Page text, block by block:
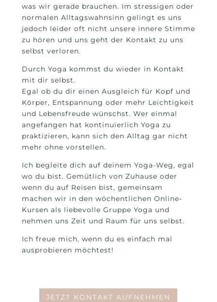
was wir gerade brauchen. Im stressigen oder
normalen Alltagswahnsinn gelingt es uns
jedoch leider oft nicht unsere innere Stimme
zu hören und uns geht der Kontakt zu uns
selbst verloren.
Durch Yoga kommst du wieder in Kontakt
mit dir selbst.
Egal ob du dir einen Ausgleich für Kopf und
Körper, Entspannung oder mehr Leichtigkeit
und Lebensfreude wünschst. Wer einmal
angefangen hat kontinuierlich Yoga zu
praktizieren, kann sich den Alltag gar nicht
mehr ohne vorstellen.
Ich begleite dich auf deinem Yoga-Weg, egal
wo du bist. Gemütlich von Zuhause oder
wenn du auf Reisen bist, gemeinsam
machen wir in den wöchentlichen Online-
Kursen als liebevolle Gruppe Yoga und
nehmen uns Zeit und Raum für uns selbst.
Ich freue mich, wenn du es einfach mal
ausprobieren möchtest!
JETZT KONTAKT AUFNEHMEN